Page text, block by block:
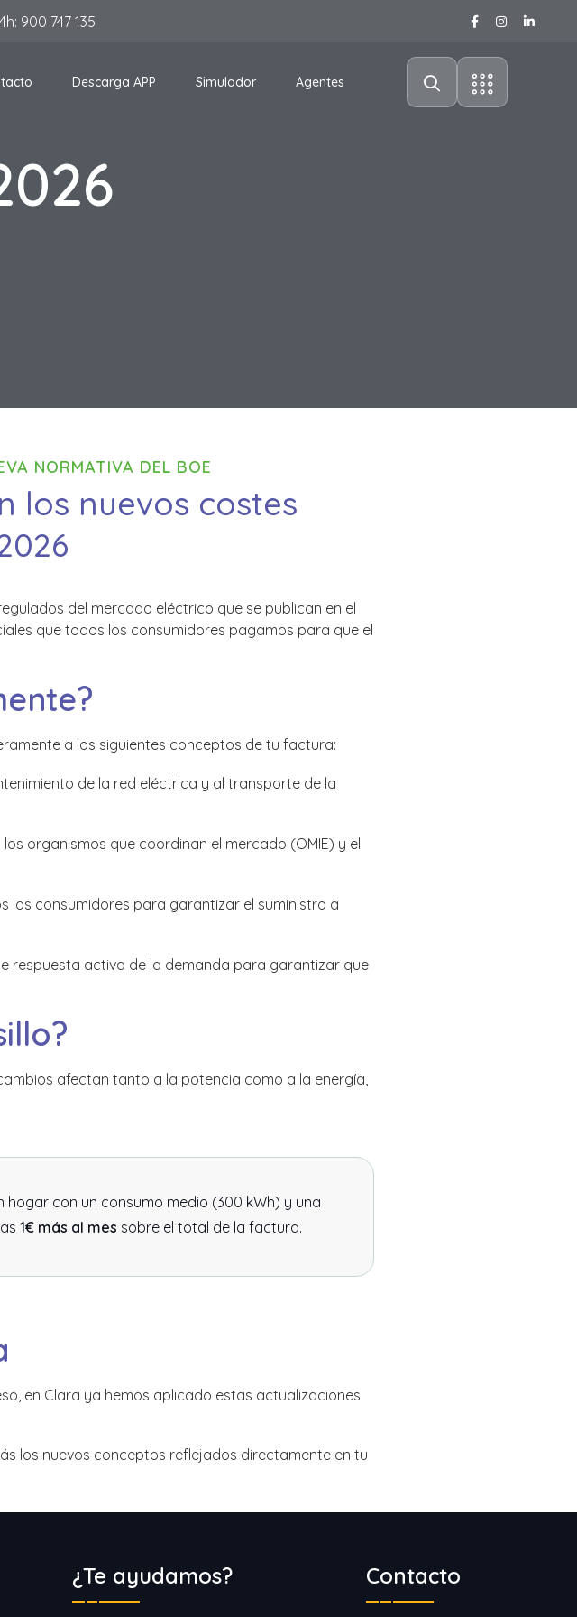
900 747 135
Descarga APP Simulador Agentes
NORMATIVA DEL BOE
los nuevos costes
del mercado eléctrico que se publican en el
que todos los consumidores pagamos para que el
a los siguientes conceptos de tu factura:
de la red eléctrica y al transporte de la
organismos que coordinan el mercado (OMIE) y el
los consumidores para garantizar el suministro a
respuesta activa de la demanda para garantizar que
afectan tanto a la potencia como a la energía,
con un consumo medio (300 kWh) y una
1€ más al mes sobre el total de la factura.
en Clara ya hemos aplicado estas actualizaciones
los nuevos conceptos reflejados directamente en tu
¿Te ayudamos? Contacto